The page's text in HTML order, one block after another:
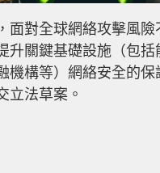
面對全球網絡攻擊風
升關鍵基礎設施（包
機構等）網絡安全的保
立法草案。